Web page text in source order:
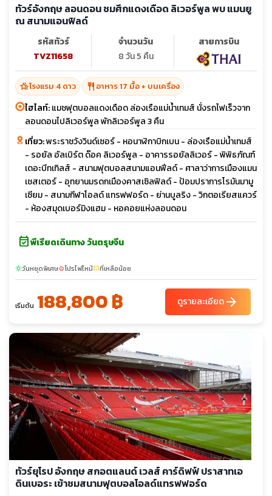
ทัวร์อังกฤษ ลอนดอน ชมศึกแดงเดือด ลิเวอร์พูล พบ แมนยู
ณ สนามแอนฟิลด์
รหัสทัวร์
TVZ11658
จำนวนวัน
8 วัน 5 คืน
สายการบิน
hotel_classโรงแรม 4 ดาว restaurant อาหาร 17 มื้อ + บนเครื่อง
ไฮไลท์:แมชฟุตบอลแดงเดือด ล่องเรือแม่น้ำเทมส์ นั่งรถไฟเร็วจาก
ลอนดอนไปลิเวอร์พูล พักลิเวอร์พูล 3 คืน
เที่ยว:พระราชวังวินด์เซอร์ - หอนาฬิกาบิกเบน - ล่องเรือแม่น้ำเทมส์
- รอยัล อัลเบิร์ต ด๊อค ลิเวอร์พูล - อาคารรอยัลลิเวอร์ - พิพิธภัณฑ์
เดอะบีทเทิลส์ - สนามฟุตบอลสนามแอนฟีลด์ - ศาลาว่าการเมืองแมน
เชสเตอร์ - อุทยานมรดกเมืองคาสเซิลฟิลด์ - ป้อมปราการโรมันมามู
เซียม - สนามกีฬาโอลด์ แทรฟฟอร์ด - ย่านบูลริง - วิกตอเรียสแควร์
- ห้องสมุดเบอร์มิงแฮม - หอคอยแห่งลอนดอน
event_availableพีเรียดเดินทาง วันตรุษจีน
sunnyวันหยุดพิเศษlocal_fire_departmentโปรไฟไหม้confirmation_numberที่เหลือน้อย
เริ่มต้น 188,800 ฿ ดูรายละเอียดarrow_forward
ทัวร์ยุโรป อังกฤษ สกอตแลนด์ เวลส์ คาร์ดิฟฟ์ ปราสาทเอ
ดินเบอระ เข้าชมสนามฟุตบอลโอลด์แทรฟฟอร์ด